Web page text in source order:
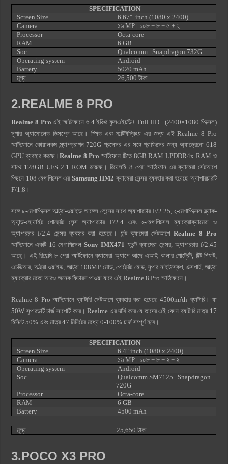
SPECIFICATION
Screen Size
6.67″ inch (1080 x 2400)
Camera
১৬ MP | ১০৮ + ৮ + ৫ + ২
Processor
Octa-core
RAM
6 GB
Soc
Qualcomm Snapdragon 732G
Operating system
Android
Battery
5020 mAh
মূল্য
26,500 টাকা
2.REALME 8 PRO
Realme 8 Pro এই স্মার্টফোনে 6.4 ইঞ্চির ফুলএইচডি+ Full HD+ (2400×1080 পিক্সেল)
সুপার অ্যামোলেড ডিসপ্লে আছে। স্পিড এবং মাল্টিটাস্কিংয় এর জন্য এই Realme 8 Pro
স্মার্টফোনে কোয়ালকম স্ন্যাপড্রাগন 720G প্রসেসর এর সঙ্গে গ্রাফিক্সের জন্য অ্যাড্রেনো 618
GPU ব্যবহার করছে। Realme 8 Pro স্মার্টফোন টিতে 8GB RAM LPDDR4x RAM ও
সাথে 128GB UFS 2.1 ROM রয়েছে। রিয়েলমি 8 প্রো স্মার্টফোন এর ক্যামেরা সেটআপে
পিছনে 108 মেগাপিক্সেল এর Samsung HM2 ক্যামেরা সেন্সর ব্যবহার করা হয়েছে অ্যাপারচারটি
F/1.8।
সঙ্গে ৮-মেগাপিক্সেল আল্ট্রা-ওয়াইড আঙ্গেল লেন্সের সাথে অ্যাপারচার F/2.25, ২-মেগাপিক্সেল ব্ল্যাক-
অ্যান্ড-হোয়াইট পোর্ট্রেট লেন্স অ্যাপারচার F/2.4 এবং ২-মেগাপিক্সেল ম্যাক্রোক্যামেরা ও
অ্যাপারচার f/2.4 সেন্সর ব্যবহার করা হয়েছে। ফন্ট ক্যামেরা সেটআপেRealme 8 Pro
স্মার্টফোনে একটি 16-মেগাপিক্সেলSony IMX471 ফ্রন্ট ক্যামেরা সেন্সর, অ্যাপারচার f/2.45
আছে। এই রিয়েল্মি ৮ প্রো স্মার্টফোনে ক্যামেরা অ্যাপে আছে এআই কালার পোর্ট্রেট, টিল্ট-শিফট,
এচডিআর, আল্ট্রা ওয়াইড, আল্ট্রা 108MP মোড, পোর্ট্রেট মোড, সুপার নাইটস্কেপ, এক্সপার্ট, আল্ট্রা
ম্যাক্রোর মতো আরও অনেক ফিচারস পাওয়া যাবে এই Realme 8 Pro স্মার্টফোনে।
Realme 8 Pro স্মার্টফোনে ব্যাটারি সেটআপে ব্যবহার করা হয়েছে 4500mAh ব্যাটারি। যা
50W সুপারডার্ট চার্জ সাপোর্ট করে। Realme এর দাবি করে যে তাদের এই ফোন ব্যাটারি মাত্র 17
মিনিটে 50% এবং মাত্র 47 মিনিটের মধ্যে 0-100% চার্জ সম্পূর্ণ হবে।
SPECIFICATION
Screen Size
6.4″ inch (1080 x 2400)
Camera
১৬ MP | ১০৮ + ৮ + ২ + ২
Operating system
Android
Soc
Qualcomm SM7125 Snapdragon
720G
Processor
Octa-core
RAM
6 GB
Battery
4500 mAh
মূল্য 25,650 টাকা
3.POCO X3 PRO